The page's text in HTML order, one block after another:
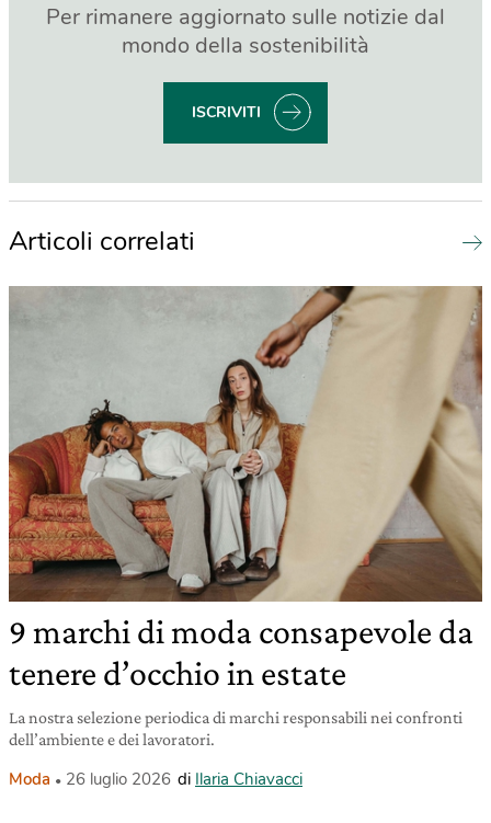
Per rimanere aggiornato sulle notizie dal
mondo della sostenibilità
ISCRIVITI
Articoli correlati
9 marchi di moda consapevole da
tenere d’occhio in estate
La nostra selezione periodica di marchi responsabili nei confronti
dell’ambiente e dei lavoratori.
Moda 26 luglio 2026 di Ilaria Chiavacci